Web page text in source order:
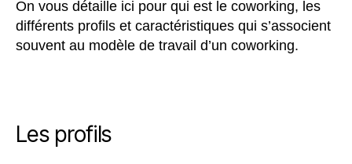
On vous détaille ici pour qui est le coworking, les
différents profils et caractéristiques qui s’associent
souvent au modèle de travail d’un coworking.
Les profils